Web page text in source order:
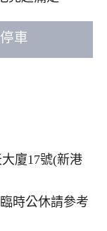
車
廈17號(新港
時公休請參考